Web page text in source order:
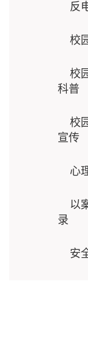
反
校
校
科普
校
宣传
心
以
录
安